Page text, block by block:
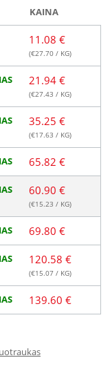
KAINA
11.08 €
(€27.70 / KG)
21.94 €
(€27.43 / KG)
35.25 €
(€17.63 / KG)
65.82 €
60.90 €
(€15.23 / KG)
69.80 €
120.58 €
(€15.07 / KG)
139.60 €